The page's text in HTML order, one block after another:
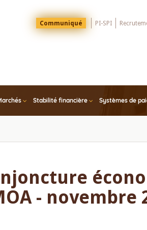
Menu
Top
Communiqué PI-SPI
Stabilité financière Systèmes de
- novembre